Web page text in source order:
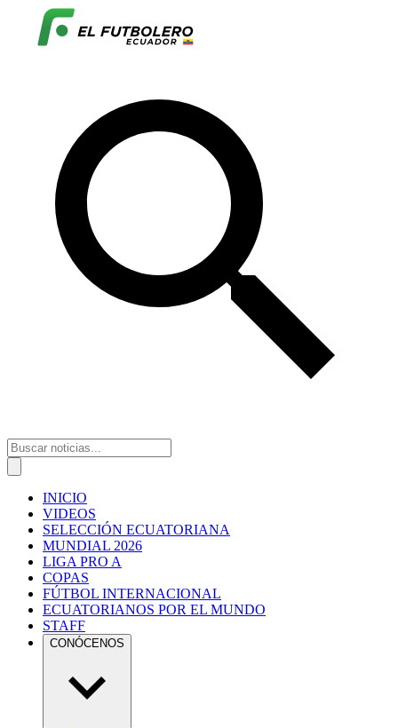
INICIO
VIDEOS
SELECCIÓN ECUATORIANA
MUNDIAL 2026
LIGA PRO A
COPAS
FÚTBOL INTERNACIONAL
ECUATORIANOS POR EL MUNDO
STAFF
CONÓCENOS